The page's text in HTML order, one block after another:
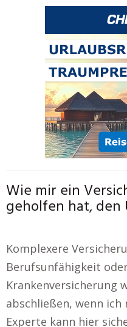
Wie mir ein
geholfen hat, den
Komplexere
Berufsunfähigkeit
Krankenversicherung
abschließen, wenn ich
Experte kann hier